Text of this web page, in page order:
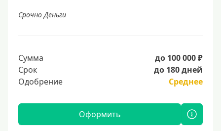
Срочно Деньги
Сумма
до 100 000 ₽
Срок
до 180 дней
Одобрение
Среднее
Оформить